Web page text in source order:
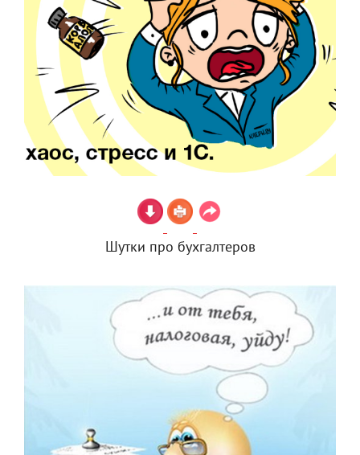
Шутки про бухгалтеров